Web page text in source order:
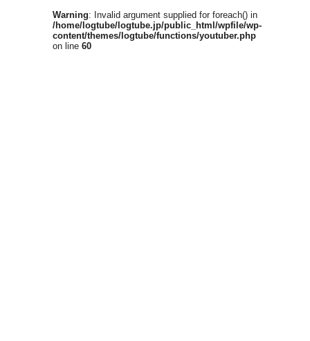
Warning: Invalid argument supplied for foreach() in
/home/logtube/logtube.jp/public_html/wpfile/wp-
content/themes/logtube/functions/youtuber.php
on line 60